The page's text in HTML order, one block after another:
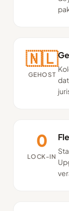
🇳🇱
GEHOST
0
LOCK-IN